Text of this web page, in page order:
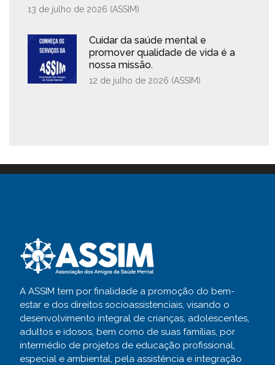
13 de julho de 2026 (ASSIM)
Cuidar da saúde mental e
promover qualidade de vida é a
nossa missão.
12 de julho de 2026 (ASSIM)
A ASSIM tem por finalidade a promoção do bem-
estar e dos direitos socioassistenciais, visando o
desenvolvimento integral de crianças, adolescentes,
adultos e idosos, bem como de suas famílias, por
intermédio de projetos de educação profissional,
especial e ambiental, pela assistência e integração